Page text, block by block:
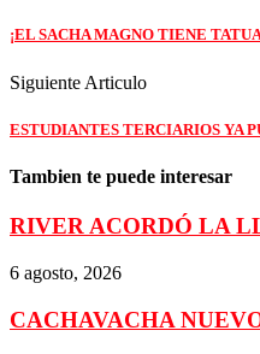
¡EL SACHA MAGNO TIENE
Siguiente Articulo
ESTUDIANTES TERCIARIOS YA
Tambien te puede interesar
RIVER ACORDÓ LA
6 agosto, 2026
CACHAVACHA